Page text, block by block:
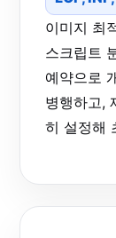
이미지 최
스크립트
예약으로
병행하고,
히 설정해